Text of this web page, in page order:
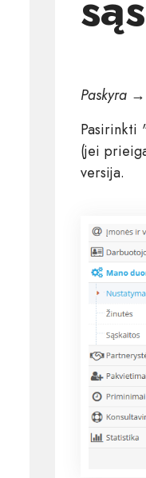
Paskyra
Pasirinkti
(jei
versija.